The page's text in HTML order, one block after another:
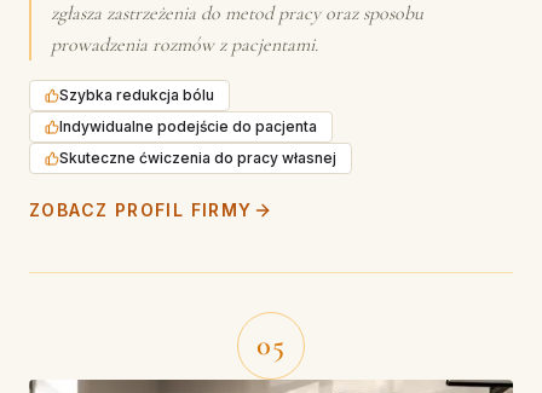
zgłasza zastrzeżenia do metod pracy oraz sposobu
prowadzenia rozmów z pacjentami.
Szybka redukcja bólu
Indywidualne podejście do pacjenta
Skuteczne ćwiczenia do pracy własnej
ZOBACZ PROFIL FIRMY
05